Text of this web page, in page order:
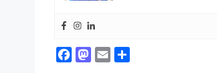
F
M E